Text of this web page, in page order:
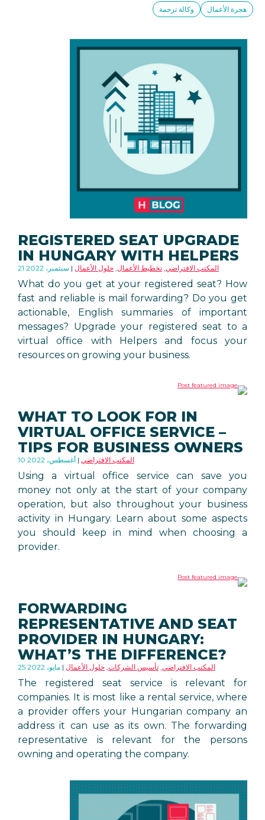
هجرة الأعمال وكالة ترجمة
REGISTERED SEAT UPGRADE
IN HUNGARY WITH HELPERS
21 سبتمبر، 2022 المكتب الافتراضي, تخطيط الأعمال, حلول الأعمال
What do you get at your registered seat? How
fast and reliable is mail forwarding? Do you get
actionable, English summaries of important
messages? Upgrade your registered seat to a
virtual office with Helpers and focus your
resources on growing your business.
WHAT TO LOOK FOR IN
VIRTUAL OFFICE SERVICE –
TIPS FOR BUSINESS OWNERS
10 أغسطس، 2022 المكتب الافتراضي
Using a virtual office service can save you
money not only at the start of your company
operation, but also throughout your business
activity in Hungary. Learn about some aspects
you should keep in mind when choosing a
provider.
FORWARDING
REPRESENTATIVE AND SEAT
PROVIDER IN HUNGARY:
WHAT’S THE DIFFERENCE?
25 مايو، 2022 المكتب الافتراضي, تأسيس الشركات, حلول الأعمال
The registered seat service is relevant for
companies. It is most like a rental service, where
a provider offers your Hungarian company an
address it can use as its own. The forwarding
representative is relevant for the persons
owning and operating the company.